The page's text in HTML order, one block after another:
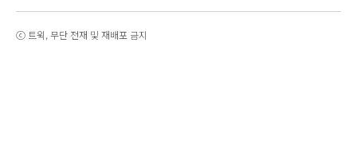
ⓒ 트윅, 무단 전재 및 재배포 금지